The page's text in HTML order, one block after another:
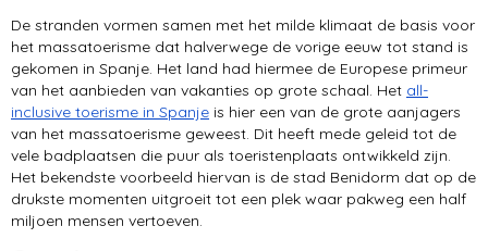
steden
De stranden vormen samen met het milde klimaat de basis voor
het massatoerisme dat halverwege de vorige eeuw tot stand is
gekomen in Spanje. Het land had hiermee de Europese primeur
van het aanbieden van vakanties op grote schaal. Het all-
inclusive toerisme in Spanje is hier een van de grote aanjagers
van het massatoerisme geweest. Dit heeft mede geleid tot de
vele badplaatsen die puur als toeristenplaats ontwikkeld zijn.
Het bekendste voorbeeld hiervan is de stad Benidorm dat op de
drukste momenten uitgroeit tot een plek waar pakweg een half
miljoen mensen vertoeven.